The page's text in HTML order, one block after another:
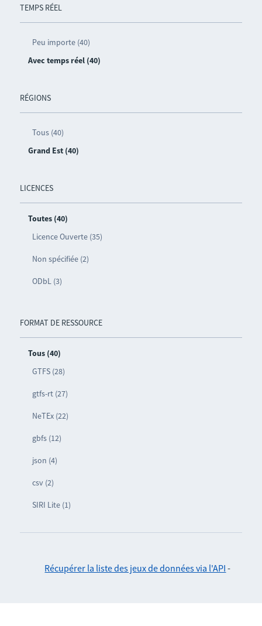
TEMPS RÉEL
Peu importe (40)
Avec temps réel (40)
RÉGIONS
Tous (40)
Grand Est (40)
LICENCES
Toutes (40)
Licence Ouverte (35)
Non spécifiée (2)
ODbL (3)
FORMAT DE RESSOURCE
Tous (40)
GTFS (28)
gtfs-rt (27)
NeTEx (22)
gbfs (12)
json (4)
csv (2)
SIRI Lite (1)
Récupérer la liste des jeux de données via l'API -